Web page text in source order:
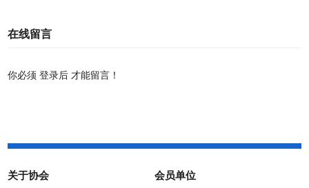
在线留言
你必须登录后 才能留言！
关于协会 会员单位